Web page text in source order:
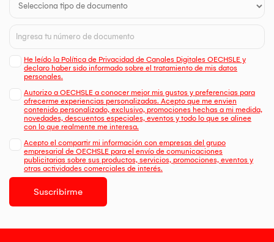
He leído la Política de Privacidad de Canales Digitales OECHSLE y
declaro haber sido informado sobre el tratamiento de mis datos
personales.
Autorizo a OECHSLE a conocer mejor mis gustos y preferencias para
ofrecerme experiencias personalizadas. Acepto que me envien
contenido personalizado, exclusivo, promociones hechas a mi medida,
novedades, descuentos especiales, eventos y todo lo que se alinee
con lo que realmente me interesa.
Acepto el compartir mi información con empresas del grupo
empresarial de OECHSLE para el envío de comunicaciones
publicitarias sobre sus productos, servicios, promociones, eventos y
otras actividades comerciales de interés.
Suscribirme